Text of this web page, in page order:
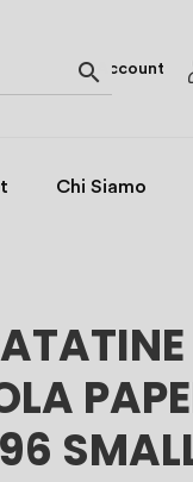
 Account
Chi Siamo